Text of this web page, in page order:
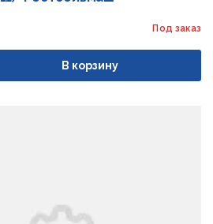
Под заказ
В корзину